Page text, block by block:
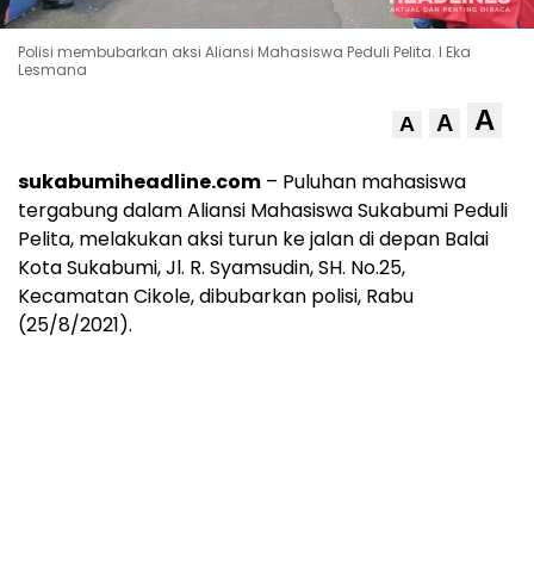
Polisi membubarkan aksi Aliansi Mahasiswa Peduli Pelita. I Eka
Lesmana
A A A
sukabumiheadline.com – Puluhan mahasiswa
tergabung dalam Aliansi Mahasiswa Sukabumi Peduli
Pelita, melakukan aksi turun ke jalan di depan Balai
Kota Sukabumi, Jl. R. Syamsudin, SH. No.25,
Kecamatan Cikole, dibubarkan polisi, Rabu
(25/8/2021).